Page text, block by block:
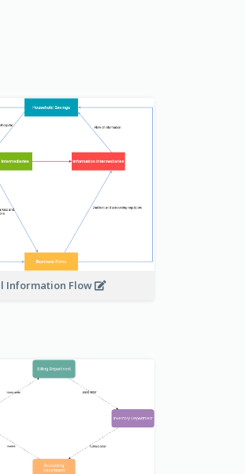
Information Flow